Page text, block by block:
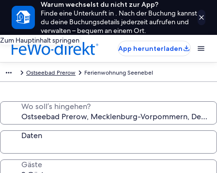
Warum wechselst du nicht zur App?
Finde eine Unterkunft in . Nach der Buchung kannst
du deine Buchungsdetails jederzeit aufrufen und
verwalten – bequem an einem Ort.
Zum Hauptinhalt springen
App herunterladen
Ostseebad Prerow Ferienwohnung Seenebel
Wo soll’s hingehen?
Daten
Gäste